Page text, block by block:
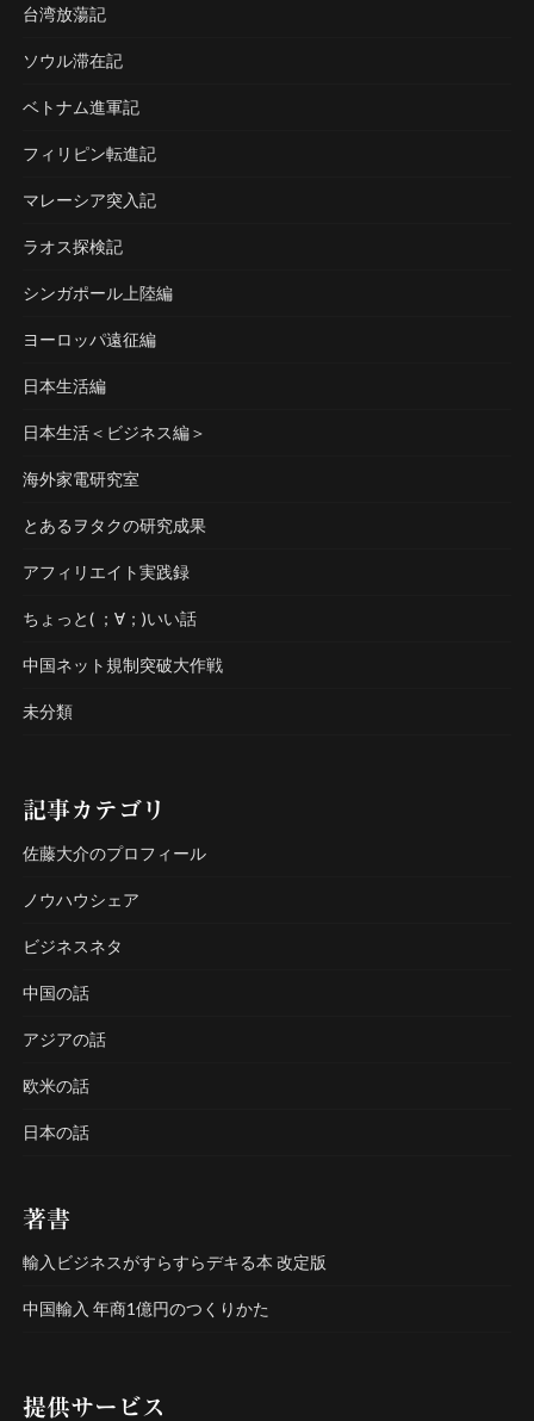
台湾放蕩記
ソウル滞在記
ベトナム進軍記
フィリピン転進記
マレーシア突入記
ラオス探検記
シンガポール上陸編
ヨーロッパ遠征編
日本生活編
日本生活＜ビジネス編＞
海外家電研究室
とあるヲタクの研究成果
アフィリエイト実践録
ちょっと( ；∀；)いい話
中国ネット規制突破大作戦
未分類
記事カテゴリ
佐藤大介のプロフィール
ノウハウシェア
ビジネスネタ
中国の話
アジアの話
欧米の話
日本の話
著書
輸入ビジネスがすらすらデキる本 改定版
中国輸入 年商1億円のつくりかた
提供サービス